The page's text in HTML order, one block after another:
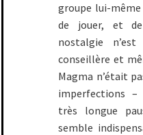
groupe lui-même
de jouer, et
nostalgie
conseillère et
Magma n’était
imperfections –
très longue
semble